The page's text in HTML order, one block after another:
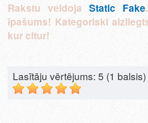
Rakstu veidojaStatic Fake
īpašums! Kategoriski
kur citur!
Lasītāju vērtējums: 5 (1 balsis)